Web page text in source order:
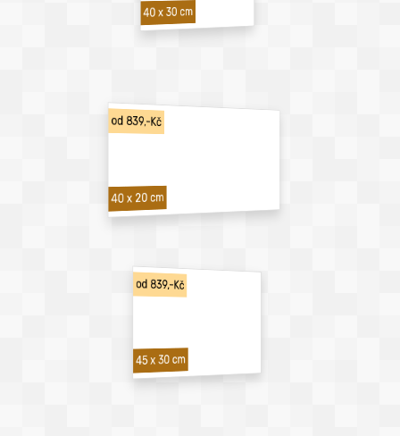
40 x 30 cm
od 839,-Kč
40 x 20 cm
od 839,-Kč
45 x 30 cm